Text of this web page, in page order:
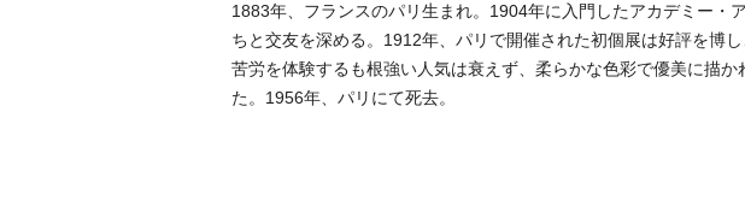
1883年、フランスのパリ生まれ。1904年に入門したアカデミー・
ちと交友を深める。1912年、パリで開催された初個展は好評を博
苦労を体験するも根強い人気は衰えず、柔らかな色彩で優美に描
た。1956年、パリにて死去。